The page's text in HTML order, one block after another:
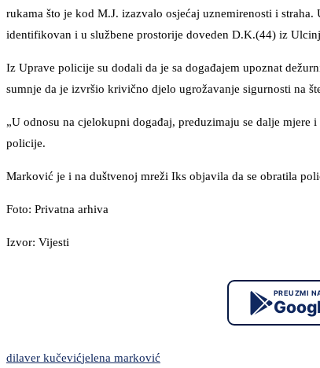
rukama što je kod M.J. izazvalo osjećaj uznemirenosti i
identifikovan i u službene prostorije doveden D.K.(44) iz
Iz Uprave policije su dodali da je sa događajem upoznat
sumnje da je izvršio krivično djelo ugrožavanje sigurnosti na
„U odnosu na cjelokupni događaj, preduzimaju se dalje mjere
policije.
Marković je i na duštvenoj mreži Iks objavila da se obratila
Foto: Privatna arhiva
Izvor: Vijesti
PREUZMI
dilaver kučevićjelena marković